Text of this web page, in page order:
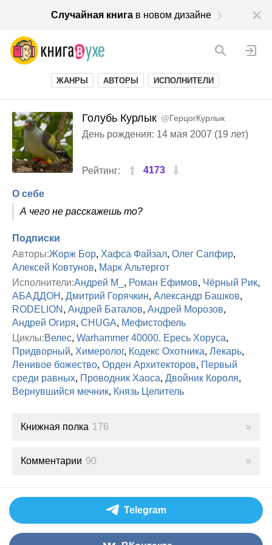
Случайная книгав новом дизайне
ЖАНРЫ АВТОРЫ ИСПОЛНИТЕЛИ
Голубь Курлык @ГерцогКурлык
День рождения: 14 мая 2007 (19 лет)
Рейтинг: 4173
О себе
А чего не расскажешь то?
Подписки
Авторы:Жорж Бор, Хафса Файзал, Олег Сапфир,
Алексей Ковтунов, Марк Альтергот
Исполнители:Андрей М_ , Роман Ефимов, Чёрный Рик,
АБАДДОН , Дмитрий Горячкин, Александр Башков,
RODELION , Андрей Баталов, Андрей Морозов,
Андрей Огиря, CHUGA, Мефистофель
Циклы:Велес, Warhammer 40000. Ересь Хоруса,
Придворный, Химеролог, Кодекс Охотника, Лекарь,
Ленивое божество, Орден Архитекторов, Первый
среди равных, Проводник Хаоса, Двойник Короля,
Вернувшийся мечник, Князь Целитель
Книжная полка 176
Комментарии 90
Telegram